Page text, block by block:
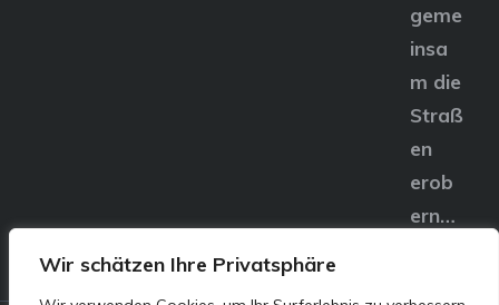
Wir schätzen Ihre Privatsphäre
geme
insa
m die
Straß
en
erob
ern…